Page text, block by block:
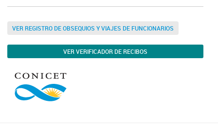
VER REGISTRO DE OBSEQUIOS Y VIAJES DE FUNCIONARIOS
VER VERIFICADOR DE RECIBOS